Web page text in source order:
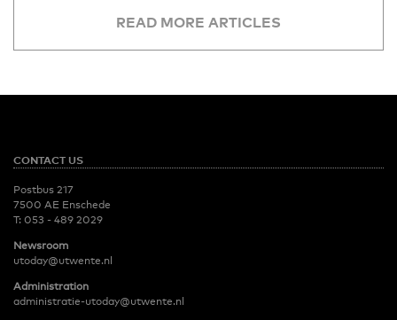
READ MORE ARTICLES
CONTACT US
Postbus 217
7500 AE Enschede
T: 053 - 489 2029
Newsroom
utoday@utwente.nl
Administration
administratie-utoday@utwente.nl